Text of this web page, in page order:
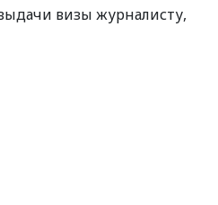
визы журналисту,